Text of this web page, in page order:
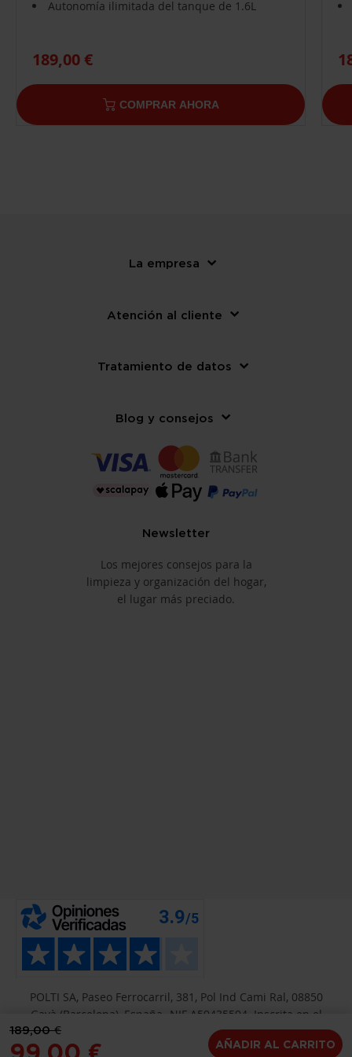
Autonomía ilimitada del tanque de 1.6L
189,00 €
COMPRAR AHORA
La empresa
Atención al cliente
Tratamiento de datos
Blog y consejos
Newsletter
Los mejores consejos para la
limpieza y organización del hogar,
el lugar más preciado.
POLTI SA, Paseo Ferrocarril, 381, Pol Ind Cami Ral, 08850
Gavà (Barcelona), España- NIF A59435594. Inscrita en el
registro mercantil de Barcelona, Hoja B-6424, Tomo 34782,
189,00 €
AÑADIR AL CARRITO